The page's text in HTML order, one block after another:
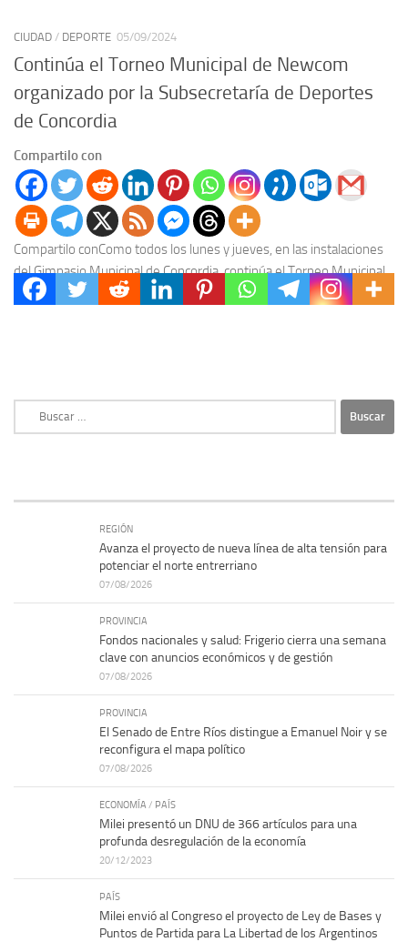
CIUDAD / DEPORTE 05/09/2024
Continúa el Torneo Municipal de Newcom
organizado por la Subsecretaría de Deportes
de Concordia
Compartilo con
Compartilo conComo todos los lunes y jueves, en las instalaciones
del Gimnasio Municipal de Concordia, continúa el Torneo Municipal
de Newcom, que es organizado por...
REGIÓN
Avanza el proyecto de nueva línea de alta tensión para
potenciar el norte entrerriano
07/08/2026
PROVINCIA
Fondos nacionales y salud: Frigerio cierra una semana
clave con anuncios económicos y de gestión
07/08/2026
PROVINCIA
El Senado de Entre Ríos distingue a Emanuel Noir y se
reconfigura el mapa político
07/08/2026
ECONOMÍA / PAÍS
Milei presentó un DNU de 366 artículos para una
profunda desregulación de la economía
20/12/2023
PAÍS
Milei envió al Congreso el proyecto de Ley de Bases y
Puntos de Partida para La Libertad de los Argentinos